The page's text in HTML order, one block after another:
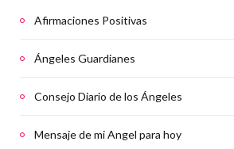
Afirmaciones Positivas
Ángeles Guardianes
Consejo Diario de los Ángeles
Mensaje de mi Angel para hoy